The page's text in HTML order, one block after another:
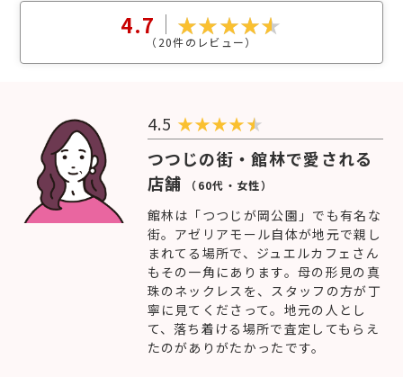
4.7
（ 20件のレビュー）
4.5 ★★★★
つつじの街・館林で愛される
店舗 （60代・女性）
館林は「つつじが岡公園」でも有名な
街。アゼリアモール自体が地元で親し
まれてる場所で、ジュエルカフェさん
もその一角にあります。母の形見の真
珠のネックレスを、スタッフの方が丁
寧に見てくださって。地元の人とし
て、落ち着ける場所で査定してもらえ
たのがありがたかったです。